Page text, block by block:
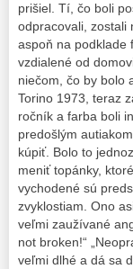
prišiel. Tí, čo boli
odpracovali, zostali
aspoň na podklade
vzdialené od
niečom, čo by bolo
Torino 1973, teraz
ročník a farba boli
predošlým
kúpiť. Bolo to
meniť topánky,
vychodené sú
zvyklostiam. Ono
veľmi zaužívané
not broken!“
veľmi dlhé a dá sa